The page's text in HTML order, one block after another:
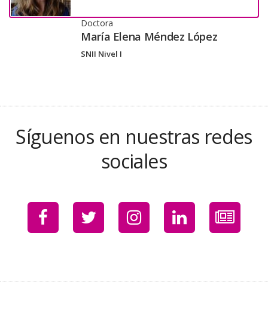
Doctora
María Elena Méndez López
SNII Nivel I
Síguenos en nuestras redes
sociales